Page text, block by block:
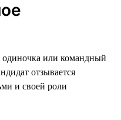
или командный
отзывается
и своей роли